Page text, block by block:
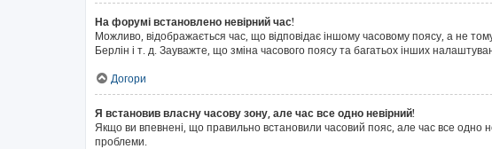
На форумі встановлено невірний час!
Можливо, відображається час, що відповідає іншому часовому поясу, а не
Берлін і т. д. Зауважте, що зміна часового поясу та багатьох інших
Догори
Я встановив власну часову зону, але час все одно невірний!
Якщо ви впевнені, що правильно встановили часовий пояс, але час все одно
проблеми.